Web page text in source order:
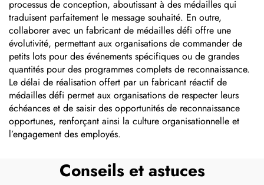
processus de conception, aboutissant à des médailles qui
traduisent parfaitement le message souhaité. En outre,
collaborer avec un fabricant de médailles défi offre une
évolutivité, permettant aux organisations de commander de
petits lots pour des événements spécifiques ou de grandes
quantités pour des programmes complets de reconnaissance.
Le délai de réalisation offert par un fabricant réactif de
médailles défi permet aux organisations de respecter leurs
échéances et de saisir des opportunités de reconnaissance
opportunes, renforçant ainsi la culture organisationnelle et
l’engagement des employés.
Conseils et astuces